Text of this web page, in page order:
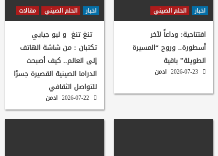
اخبار الحلم الصيني
افتتاحية: وداعاً لآخر
أسطورة.. وروح “المسيرة
الطويلة” باقية
ادمن
اخبار الحلم الصيني مقالات
تنغ تنغ و ليو جيايي
تكتبان : من شاشة الهاتف
إلى العالم.. كيف أصبحت
الدراما الصينية القصيرة جسرًا
للتواصل الثقافي
ادمن